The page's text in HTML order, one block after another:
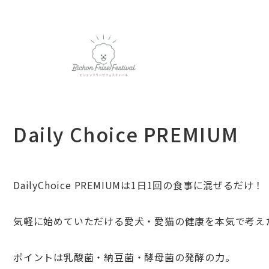
Daily Choice PREMIUM
DailyChoice PREMIUMは1日1回の食事に混ぜるだけ！
気軽に始めていただける愛犬・愛猫の健康を本気で考え
ポイントは乳酸菌・納豆菌・酵母菌の発酵の力。